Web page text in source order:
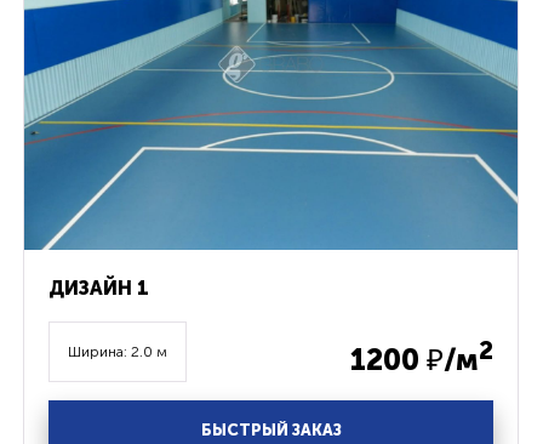
ДИЗАЙН 1
Ширина: 2.0 м 1200 ₽/м2
БЫСТРЫЙ ЗАКАЗ